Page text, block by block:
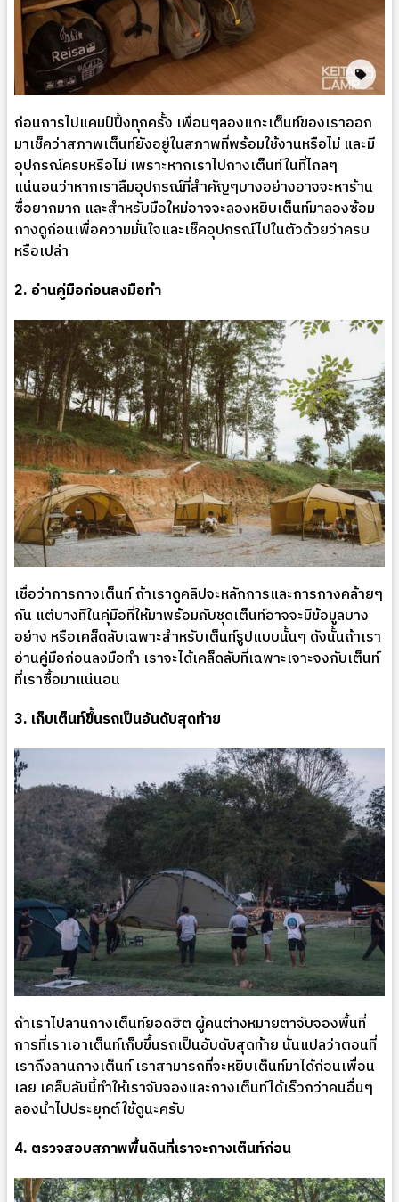
ก่อนการไปแคมป์ปิ้งทุกครั้ง เพื่อนๆลองแกะเต็นท์ของเราออก
มาเช็คว่าสภาพเต็นท์ยังอยู่ในสภาพที่พร้อมใช้งานหรือไม่ และมี
อุปกรณ์ครบหรือไม่ เพราะหากเราไปกางเต็นท์ในที่ไกลๆ
แน่นอนว่าหากเราลืมอุปกรณ์ที่สำคัญๆบางอย่างอาจจะหาร้าน
ซื้อยากมาก และสำหรับมือใหม่อาจจะลองหยิบเต็นท์มาลองซ้อม
กางดูก่อนเพื่อความมั่นใจและเช็คอุปกรณ์ไปในตัวด้วยว่าครบ
หรือเปล่า
2. อ่านคู่มือก่อนลงมือทำ
เชื่อว่าการกางเต็นท์ ถ้าเราดูคลิปจะหลักการและการกางคล้ายๆ
กัน แต่บางทีในคุ่มือที่ให้มาพร้อมกับชุดเต็นท์อาจจะมีข้อมูลบาง
อย่าง หรือเคล็ดลับเฉพาะสำหรับเต็นท์รูปแบบนั้นๆ ดังนั้นถ้าเรา
อ่านคู่มือก่อนลงมือทำ เราจะได้เคล็ดลับที่เฉพาะเจาะจงกับเต็นท์
ที่เราซื้อมาแน่นอน
3. เก็บเต็นท์ขึ้นรถเป็นอันดับสุดท้าย
ถ้าเราไปลานกางเต็นท์ยอดฮิต ผู้คนต่างหมายตาจับจองพื้นที่
การที่เราเอาเต็นท์เก็บขึ้นรถเป็นอับดับสุดท้าย นั่นแปลว่าตอนที่
เราถึงลานกางเต็นท์ เราสามารถที่จะหยิบเต็นท์มาได้ก่อนเพื่อน
เลย เคล็บลับนี้ทำให้เราจับจองและกางเต็นท์ได้เร็วกว่าคนอื่นๆ
ลองนำไปประยุกต์ใช้ดูนะครับ
4. ตรวจสอบสภาพพื้นดินที่เราจะกางเต็นท์ก่อน